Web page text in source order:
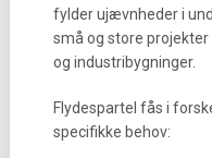
fylder ujævnheder i
små og store
og industribygninger.
Flydespartel fås i
specifikke behov: